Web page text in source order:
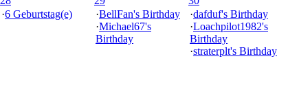
·6 Geburtstag(e)
·BellFan's Birthday
·Michael67's
Birthday
·dafduf's Birthday
·Loachpilot1982's
Birthday
·straterplt's Birthday